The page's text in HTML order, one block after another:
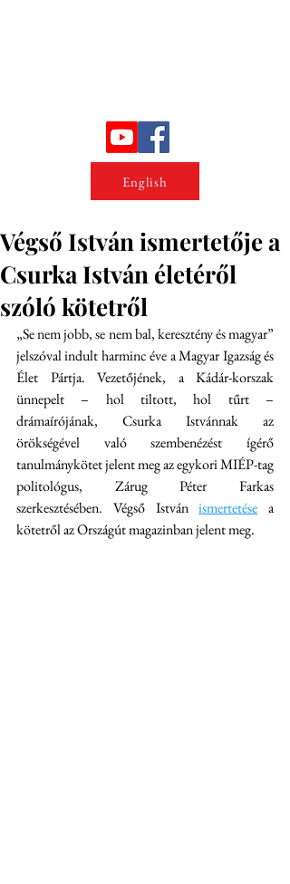
English
Végső István ismertetője a
Csurka István életéről
szóló kötetről
„Se nem jobb, se nem bal, keresztény és magyar”
jelszóval indult harminc éve a Magyar Igazság és
Élet Pártja. Vezetőjének, a Kádár-korszak
ünnepelt – hol tiltott, hol tűrt –
drámaírójának, Csurka Istvánnak az
örökségével való szembenézést ígérő
tanulmánykötet jelent meg az egykori MIÉP-tag
politológus, Zárug Péter Farkas
szerkesztésében. Végső István ismertetése a
kötetről az Országút magazinban jelent meg.